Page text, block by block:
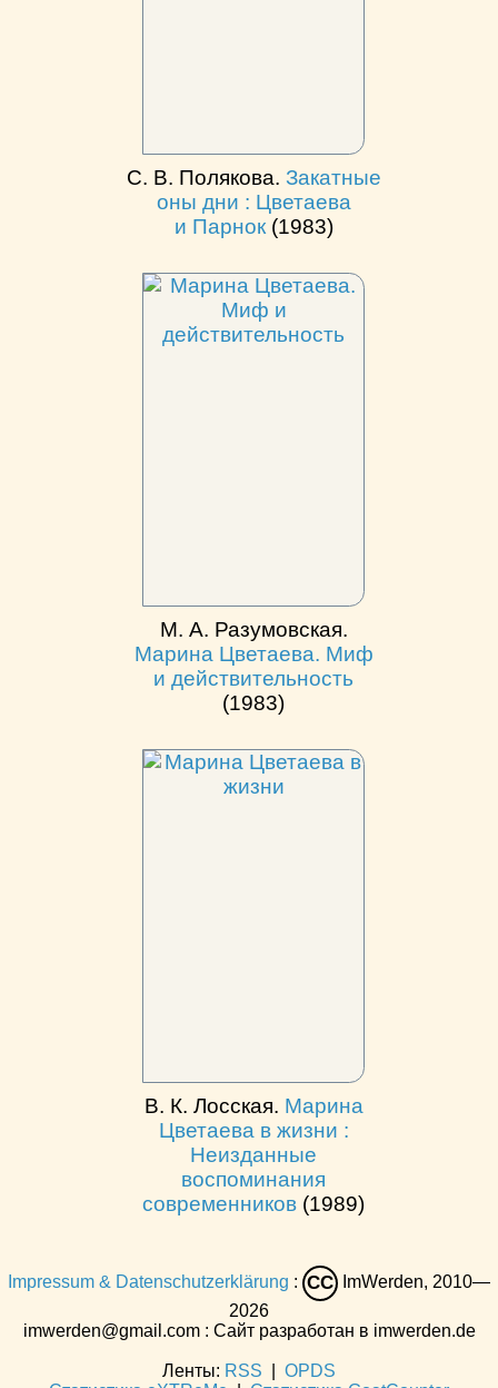
С. В. Полякова. Закатные
оны дни : Цветаева
и Парнок (1983)
М. А. Разумовская.
Марина Цветаева. Миф
и действительность
(1983)
В. К. Лосская. Марина
Цветаева в жизни :
Неизданные
воспоминания
современников (1989)
Impressum & Datenschutzerklärung : CC
ImWerden, 2010—
2026
imwerden@gmail.com : Сайт разработан в imwerden.de
Ленты: RSS
OPDS